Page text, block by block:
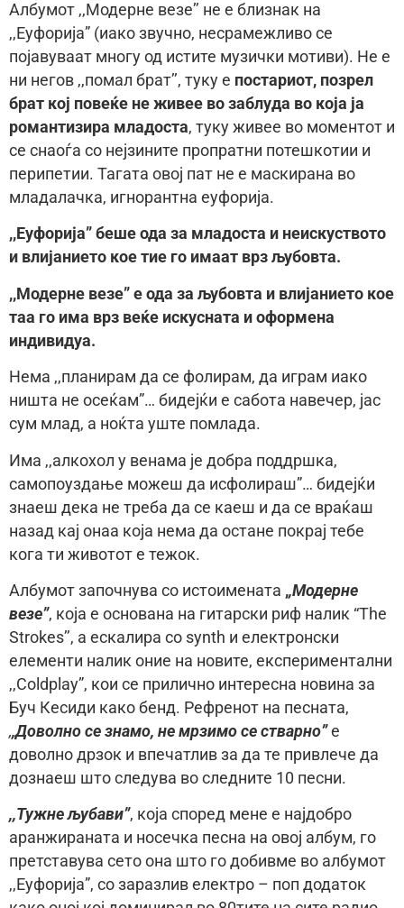
Албумот ,,Модерне везе’’ не е близнак на
,,Еуфорија” (иако звучно, несрамежливо се
појавуваат многу од истите музички мотиви). Не е
ни негов ,,помал брат’’, туку е постариот, позрел
брат кој повеќе не живее во заблуда во која ја
романтизира младоста, туку живее во моментот и
се снаоѓа со нејзините пропратни потешкотии и
перипетии. Тагата овој пат не е маскирана во
младалачка, игнорантна еуфорија.
,,Еуфорија” беше ода за младоста и неискуството
и влијанието кое тие го имаат врз љубовта.
,,Модерне везе” е ода за љубовта и влијанието кое
таа го има врз веќе искусната и оформена
индивидуа.
Нема ,,планирам да се фолирам, да играм иако
ништа не осеќам”… бидејќи е сабота навечер, јас
сум млад, а ноќта уште помлада.
Има ,,aлкохол у венама је добра поддршка,
самопоуздање можеш да исфолираш”… бидејќи
знаеш дека не треба да се каеш и да се враќаш
назад кај онаа која нема да остане покрај тебе
кога ти животот е тежок.
Албумот започнува со истоимената ,,Модерне
везе”, која е основана на гитарски риф налик “The
Strokes’’, a eскалира со synth и електронски
елементи налик оние на новите, експериментални
,,Coldplay”, кои се прилично интересна новина за
Буч Кесиди како бенд. Рефренот на песната,
,,Доволно се знамо, не мрзимо се стварно”е
доволно дрзок и впечатлив за да те привлече да
дознаеш што следува во следните 10 песни.
,,Тужне љубави”, која според мене е најдобро
аранжираната и носечка песна на овој албум, го
претставува сето она што го добивме во албумот
,,Еуфорија”, со заразлив електро – поп додаток